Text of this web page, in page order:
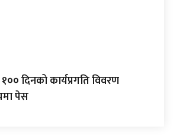
१०० दिनको कार्यप्रगति विवरण
पेस